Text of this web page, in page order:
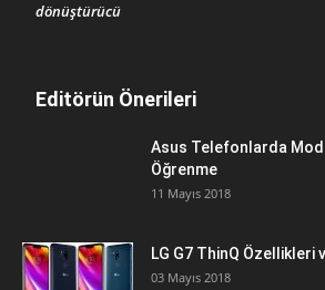
dönüştürücü
Editörün Önerileri
Asus Telefonlarda
Öğrenme
11 Mayıs 2018
LG G7 ThinQ Özellikleri
03 Mayıs 2018